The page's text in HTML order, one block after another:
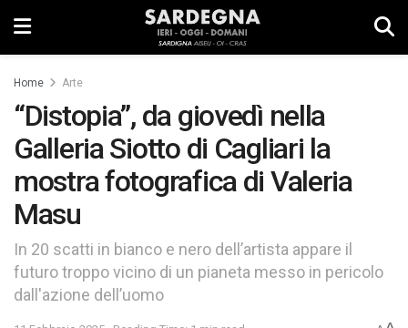
Home Arte
“Distopia”, da giovedì nella
Galleria Siotto di Cagliari la
mostra fotografica di Valeria
Masu
In 20 scatti in bianco e nero dell’artista appare il
futuro troppo vicino di un pianeta messo in pericolo
dall'azione dell’uomo